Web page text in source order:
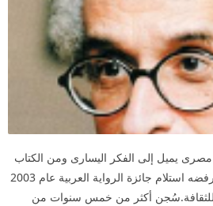
يميل إلى الفكر اليسارى ومن الكتاب
المثيرين للجدل وخصوصاً بعد رفضه استلام جائزة الرواية العربية عام 2003
للثقافة.سُجن أكثر من خمس سنوات من